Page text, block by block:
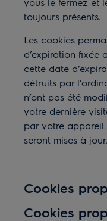
toujours présents.
Les cookies
d’expiration fixée
cette date
détruits par
n’ont pas été
votre dernière
par votre
seront mises à jour.
Cookies
Cookies